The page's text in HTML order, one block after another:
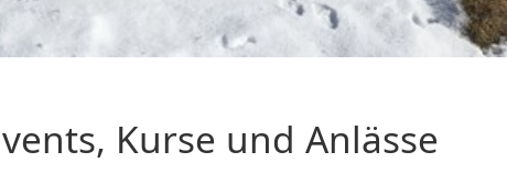
Kurse und Anlässe